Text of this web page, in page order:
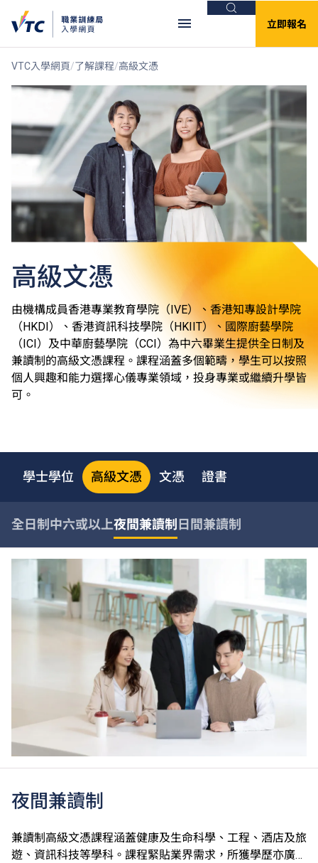
搜尋
立即報名
VTC入學網頁 了解課程 高級文憑
高級文憑
由機構成員香港專業教育學院（IVE）、香港知專設計學院
（HKDI）、香港資訊科技學院（HKIIT）、國際廚藝學院
（ICI）及中華廚藝學院（CCI）為中六畢業生提供全日制及
兼讀制的高級文憑課程。課程涵蓋多個範疇，學生可以按照
個人興趣和能力選擇心儀專業領域，投身專業或繼續升學皆
可。
學士學位 高級文憑 文憑 證書
全日制中六或以上夜間兼讀制 日間兼讀制
夜間兼讀制
兼讀制高級文憑課程涵蓋健康及生命科學、工程、酒店及旅
遊、資訊科技等學科。課程緊貼業界需求，所獲學歷亦廣受